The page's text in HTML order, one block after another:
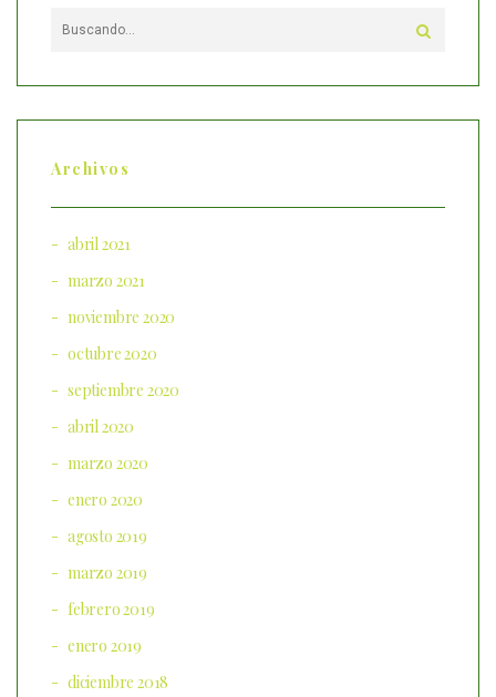
Archivos
abril 2021
marzo 2021
noviembre 2020
octubre 2020
septiembre 2020
abril 2020
marzo 2020
enero 2020
agosto 2019
marzo 2019
febrero 2019
enero 2019
diciembre 2018